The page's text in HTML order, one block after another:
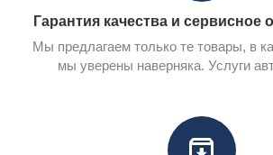
Гарантия качества и сервисное
Мы предлагаем только те товары, в
мы уверены наверняка. Услуги